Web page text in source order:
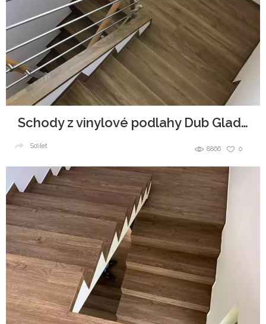
Schody z vinylové podlahy Dub Gladstone Hnědy
0
8866
Sdílet